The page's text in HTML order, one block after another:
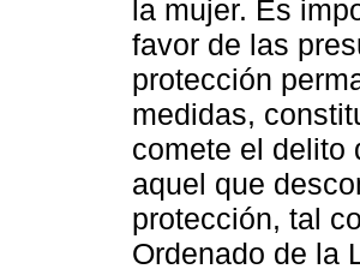
la mujer. Es
favor de las
protección
medidas,
comete el delito
aquel que
protección, tal
Ordenado de la